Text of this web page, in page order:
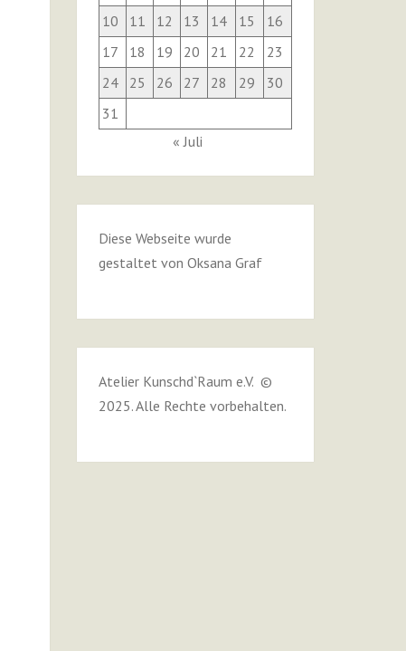
10
11 12 13 14 15
16
17
18 19 20 21 22
23
24
25 26 27 28 29
30
31
« Juli
Diese Webseite wurde
gestaltet von Oksana Graf
Atelier Kunschd`Raum e.V. ©
2025. Alle Rechte vorbehalten.